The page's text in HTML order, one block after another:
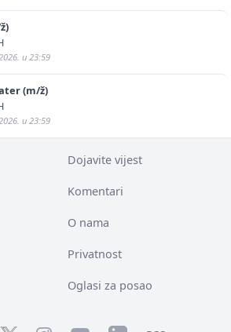
u 23:59
(m/ž)
u 23:59
Dojavite vijest
Komentari
O nama
Privatnost
Oglasi za posao